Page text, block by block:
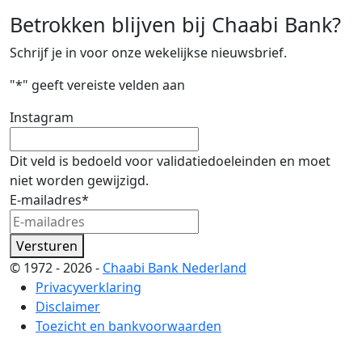
Betrokken blijven bij Chaabi Bank?
Schrijf je in voor onze wekelijkse nieuwsbrief.
"*" geeft vereiste velden aan
Instagram
Dit veld is bedoeld voor validatiedoeleinden en moet
niet worden gewijzigd.
E-mailadres*
Versturen
© 1972 - 2026 - Chaabi Bank Nederland
Privacyverklaring
Disclaimer
Toezicht en bankvoorwaarden